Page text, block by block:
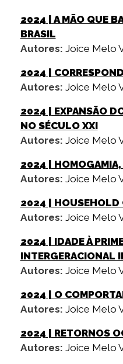
2024 | A MÃO QUE
BRASIL
Autores: Joice Melo
2024 |
Autores: Joice Melo
2024 | EXPANSÃO
NO SÉCULO XXI
Autores: Joice Melo
2024 |
Autores: Joice Melo
2024 |
Autores: Joice Melo
2024 | IDADE À
INTERGERACIONAL
Autores: Joice Melo
2024 | O
Autores: Joice Melo
2024 | RETORNOS
Autores: Joice Melo